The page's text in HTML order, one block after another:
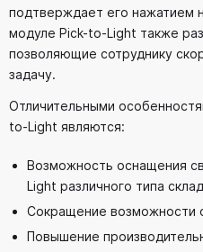
подтверждает его нажатием
модуле Pick-to-Light также
позволяющие сотруднику
задачу.
Отличительными
to-Light являются:
Возможность оснащения
Light различного типа
Сокращение возможности
Повышение